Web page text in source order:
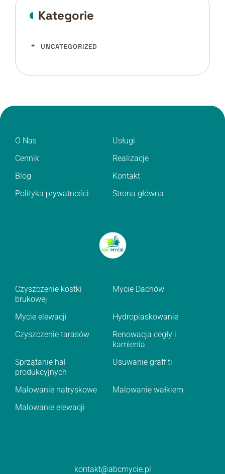
Kategorie
UNCATEGORIZED
O Nas
Usługi
Cennik
Realizacje
Blog
Kontakt
Polityka prywatności
Strona główna
Czyszczenie kostki
brukowej
Mycie Dachów
Mycie elewacji
Hydropiaskowanie
Czyszczenie tarasów
Renowacja cegły i
kamienia
Sprzątanie hal
produkcyjnych
Usuwanie graffiti
Malowanie natryskowe
Malowanie wałkiem
Malowanie elewacji
kontakt@abcmycie.pl